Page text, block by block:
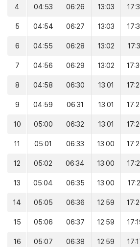
4 04:53 06:26 13:03
5 04:54 06:27 13:03
6 04:55 06:28 13:02
7 04:56 06:29 13:02
8 04:58 06:30 13:01
9 04:59 06:31 13:01
10 05:00 06:32 13:01
11 05:01 06:33 13:00
12 05:02 06:34 13:00
13 05:04 06:35 13:00
14 05:05 06:36 12:59
15 05:06 06:37 12:59
16 05:07 06:38 12:59